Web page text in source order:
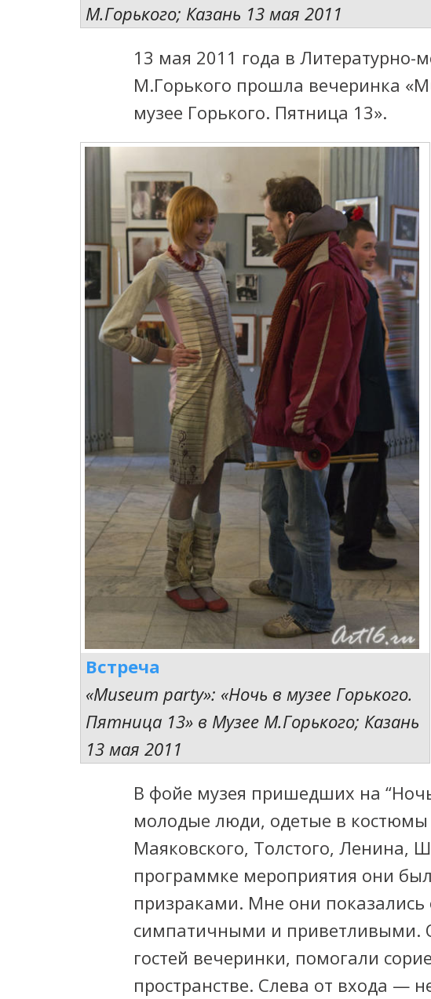
М.Горького; Казань 13 мая 2011
13 мая 2011 года в
М.Горького прошла вечеринка
музее Горького. Пятница 13».
Встреча
«Museum party»: «Ночь в музее Горького.
Пятница 13» в Музее М.Горького; Казань
13 мая 2011
В фойе музея пришедших на
молодые люди, одетые в костюмы
Маяковского, Толстого, Ленина,
программке мероприятия они
призраками. Мне они показались
симпатичными и приветливыми.
гостей вечеринки, помогали
пространстве. Слева от входа —